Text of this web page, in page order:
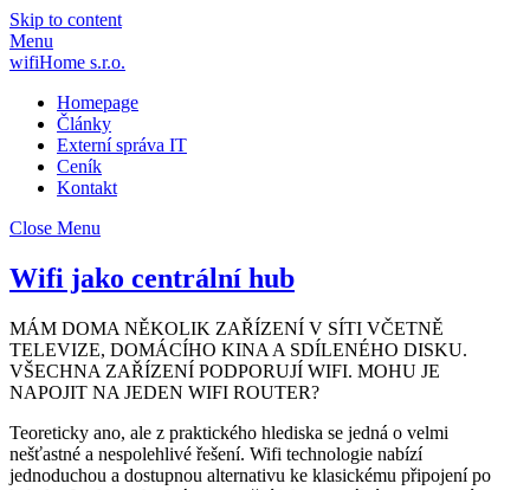
Skip to content
Menu
wifiHome s.r.o.
Homepage
Články
Externí správa IT
Ceník
Kontakt
Close Menu
Wifi jako centrální hub
MÁM DOMA NĚKOLIK ZAŘÍZENÍ V SÍTI VČETNĚ
TELEVIZE, DOMÁCÍHO KINA A SDÍLENÉHO DISKU.
VŠECHNA ZAŘÍZENÍ PODPORUJÍ WIFI. MOHU JE
NAPOJIT NA JEDEN WIFI ROUTER?
Teoreticky ano, ale z praktického hlediska se jedná o velmi
nešťastné a nespolehlivé řešení. Wifi technologie nabízí
jednoduchou a dostupnou alternativu ke klasickému připojení po